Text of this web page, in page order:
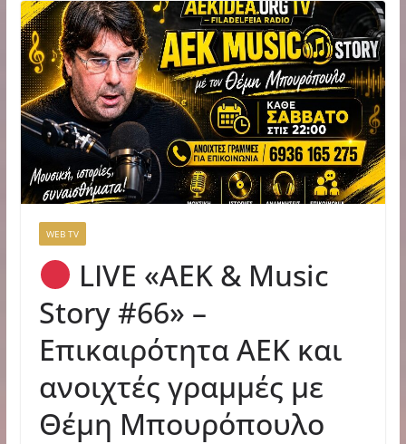
WEB TV
LIVE «ΑΕΚ & Music
Story #66» –
Επικαιρότητα ΑΕΚ και
ανοιχτές γραμμές με
Θέμη Μπουρόπουλο